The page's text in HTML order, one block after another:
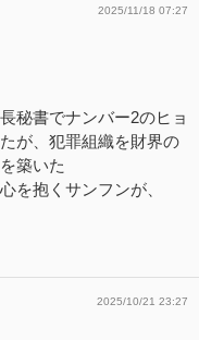
2025/11/18 07:27
秘書でナンバー2のヒョ
が、犯罪組織を財界の
築いた
を抱くサンフンが、
2025/10/21 23:27